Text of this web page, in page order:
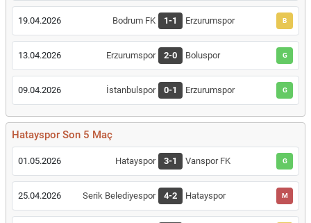
19.04.2026 Bodrum FK 1-1 Erzurumspor B
13.04.2026 Erzurumspor 2-0 Boluspor G
09.04.2026 İstanbulspor 0-1 Erzurumspor G
Hatayspor Son 5 Maç
01.05.2026 Hatayspor 3-1 Vanspor FK G
25.04.2026 Serik Belediyespor 4-2 Hatayspor M